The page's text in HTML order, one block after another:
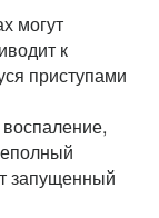
могут
к
приступами
запущенный